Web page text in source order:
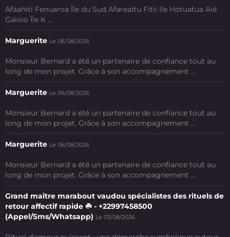
Afaahiti Fenuaroa Île du Sud Afareaitu Fitii Ile Hotuatua Aié
Gaioio Île K ...
Marguerite Le 06/08/2026
Monsieur Bernard a été un partenaire de confiance tout au
long de mon projet. Grâce à son accompagnement ...
Marguerite Le 06/08/2026
Monsieur Bernard a été un partenaire de confiance tout au
long de mon projet. Grâce à son accompagnement ...
Marguerite Le 06/08/2026
Monsieur Bernard a été un partenaire de confiance tout au
long de mon projet. Grâce à son accompagnement ...
Grand maître marabout vaudou spécialistes des rituels de
retour affectif rapide ☘️ - +22997458500
(Appel/Sms/Whatsapp) Le 03/08/2026